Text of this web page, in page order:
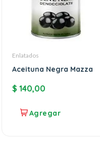
Enlatados
Aceituna Negra Mazza
$ 140,00